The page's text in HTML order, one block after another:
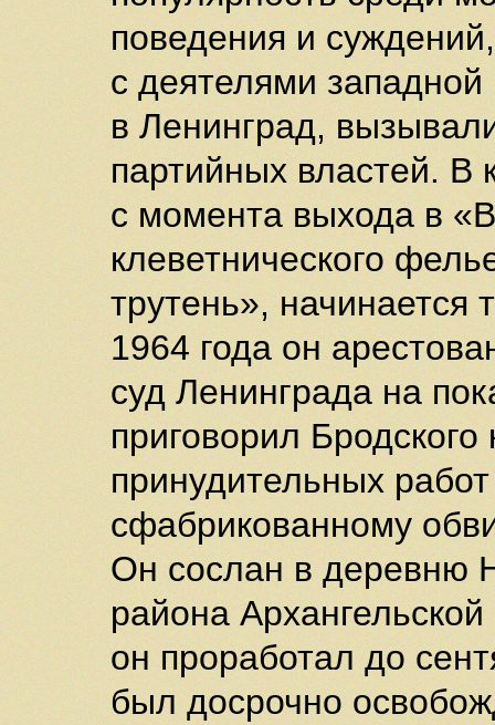
поведения и
с деятелями
в Ленинград,
партийных властей. В
с момента выхода в
клеветнического
трутень», начинается
1964 года он
суд Ленинграда на
приговорил Бродского
принудительных
сфабрикованному
Он сослан в деревню
района
он проработал до
был досрочно